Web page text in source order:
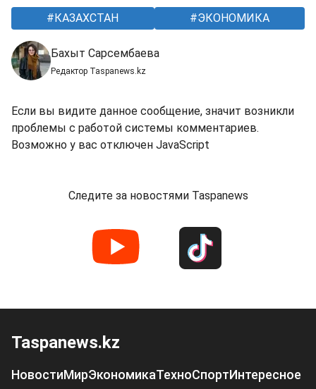
КАЗАХСТАН ЭКОНОМИКА
Бахыт Сарсембаева
Редактор Taspanews.kz
Если вы видите данное сообщение, значит возникли
проблемы с работой системы комментариев.
Возможно у вас отключен JavaScript
Следите за новостями Taspanews
Taspanews.kz
НовостиМирЭкономикаТехноСпортИнтересное